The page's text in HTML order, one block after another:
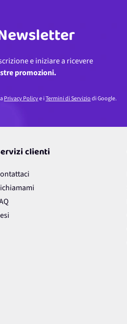
e iniziare a ricevere
promozioni.
Privacy Policye iTermini di Serviziodi Google.
clienti